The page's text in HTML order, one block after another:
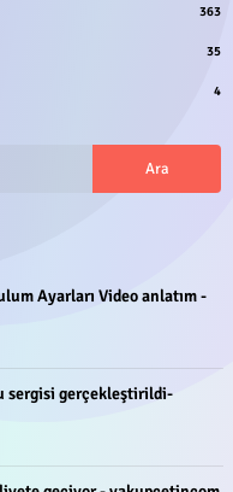
363
35
4
Ayarları Video anlatım -
sergisi gerçekleştirildi-